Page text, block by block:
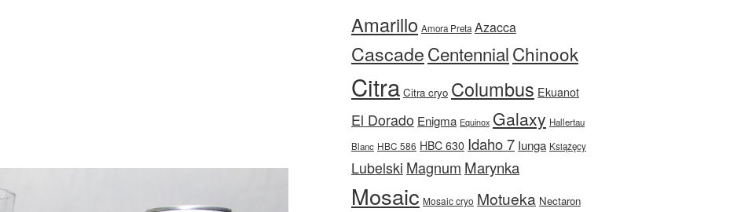
Amarillo Amora Preta Azacca
CascadeCentennialChinook
Citra Citra cryo Columbus Ekuanot
El Dorado Enigma Equinox Galaxy Hallertau
Blanc HBC 586 HBC 630 Idaho 7 Iunga Książęcy
Lubelski Magnum Marynka
Mosaic Mosaic cryo Motueka Nectaron